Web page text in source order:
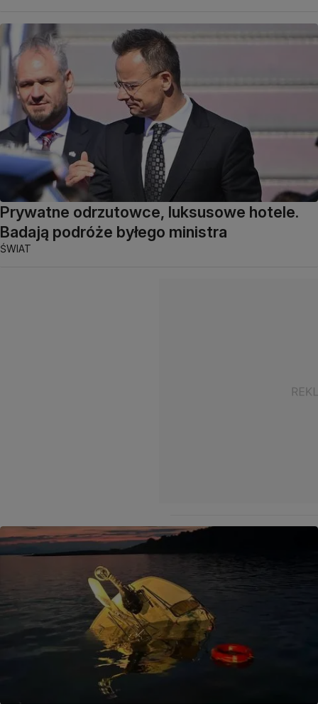
Prywatne odrzutowce, luksusowe hotele.
Badają podróże byłego ministra
ŚWIAT